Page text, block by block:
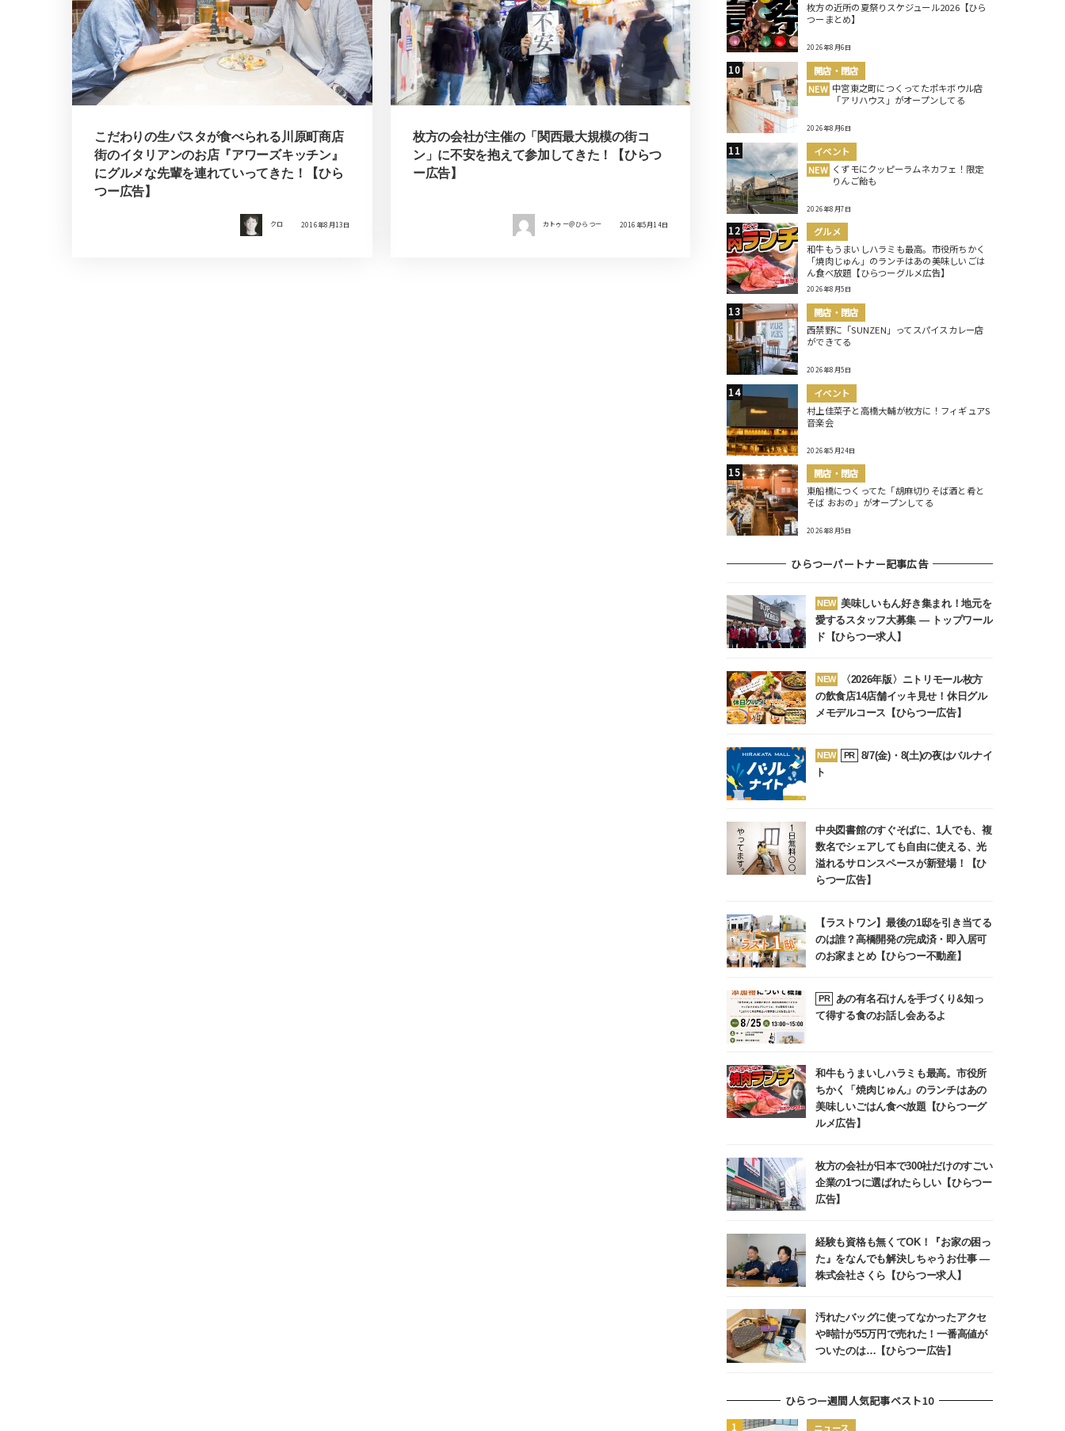
こだわりの生パスタが食べられる川原町商店
街のイタリアンのお店『アワーズキッチン』
にグルメな先輩を連れていってきた！【ひら
つー広告】
クロ 2016年8月13日
枚方の会社が主催の「関西最大規模の街コ
ン」に不安を抱えて参加してきた！【ひらつ
ー広告】
カトゥー＠ひらつー 2016年5月14日
枚方の近所の夏祭りスケジュール2026【ひら
つーまとめ】
2026年8月6日
開店・閉店
NEW 中宮東之町につくってたポキボウル店
「アリハウス」がオープンしてる
2026年8月6日
イベント
NEW くずモにクッピーラムネカフェ！限定
りんご飴も
2026年8月7日
グルメ
和牛もうまいしハラミも最高。市役所ちかく
「焼肉じゅん」のランチはあの美味しいごは
ん食べ放題【ひらつーグルメ広告】
2026年8月5日
開店・閉店
西禁野に「SUNZEN」ってスパイスカレー店
ができてる
2026年8月5日
イベント
村上佳菜子と高橋大輔が枚方に！フィギュアS
音楽会
2026年5月24日
開店・閉店
東船橋につくってた「胡麻切りそば酒と肴と
そば おおの」がオープンしてる
2026年8月5日
ひらつーパートナー記事広告
NEW 美味しいもん好き集まれ！地元を
愛するスタッフ大募集 ― トップワール
ド【ひらつー求人】
NEW
〈2026年版〉ニトリモール枚方
の飲食店14店舗イッキ見せ！休日グル
メモデルコース【ひらつー広告】
NEW PR
8/7(金)・8(土)の夜はバルナイ
ト
中央図書館のすぐそばに、1人でも、複
数名でシェアしても自由に使える、光
溢れるサロンスペースが新登場！【ひ
らつー広告】
【ラストワン】最後の1邸を引き当てる
のは誰？高橋開発の完成済・即入居可
のお家まとめ【ひらつー不動産】
PR
あの有名石けんを手づくり&知っ
て得する食のお話し会あるよ
和牛もうまいしハラミも最高。市役所
ちかく「焼肉じゅん」のランチはあの
美味しいごはん食べ放題【ひらつーグ
ルメ広告】
枚方の会社が日本で300社だけのすごい
企業の1つに選ばれたらしい【ひらつー
広告】
経験も資格も無くてOK！『お家の困っ
た』をなんでも解決しちゃうお仕事 ―
株式会社さくら【ひらつー求人】
汚れたバッグに使ってなかったアクセ
や時計が55万円で売れた！一番高値が
ついたのは…【ひらつー広告】
ひらつー週間人気記事ベスト10
ニュース